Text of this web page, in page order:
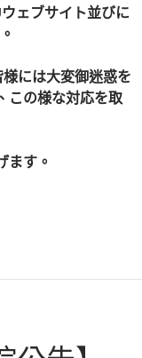
ウェブサイト並びに
には大変御迷惑を
この様な対応を取
ます。